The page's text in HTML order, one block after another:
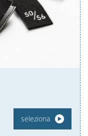
seleziona